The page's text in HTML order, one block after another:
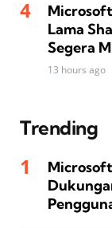
Lama
Segera
13 hours ago
Trending